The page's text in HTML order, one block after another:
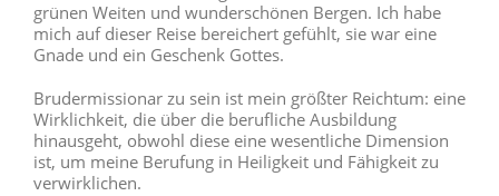
grünen Weiten und wunderschönen Bergen. Ich habe
mich auf dieser Reise bereichert gefühlt, sie war eine
Gnade und ein Geschenk Gottes.
Brudermissionar zu sein ist mein größter Reichtum: eine
Wirklichkeit, die über die berufliche Ausbildung
hinausgeht, obwohl diese eine wesentliche Dimension
ist, um meine Berufung in Heiligkeit und Fähigkeit zu
verwirklichen.